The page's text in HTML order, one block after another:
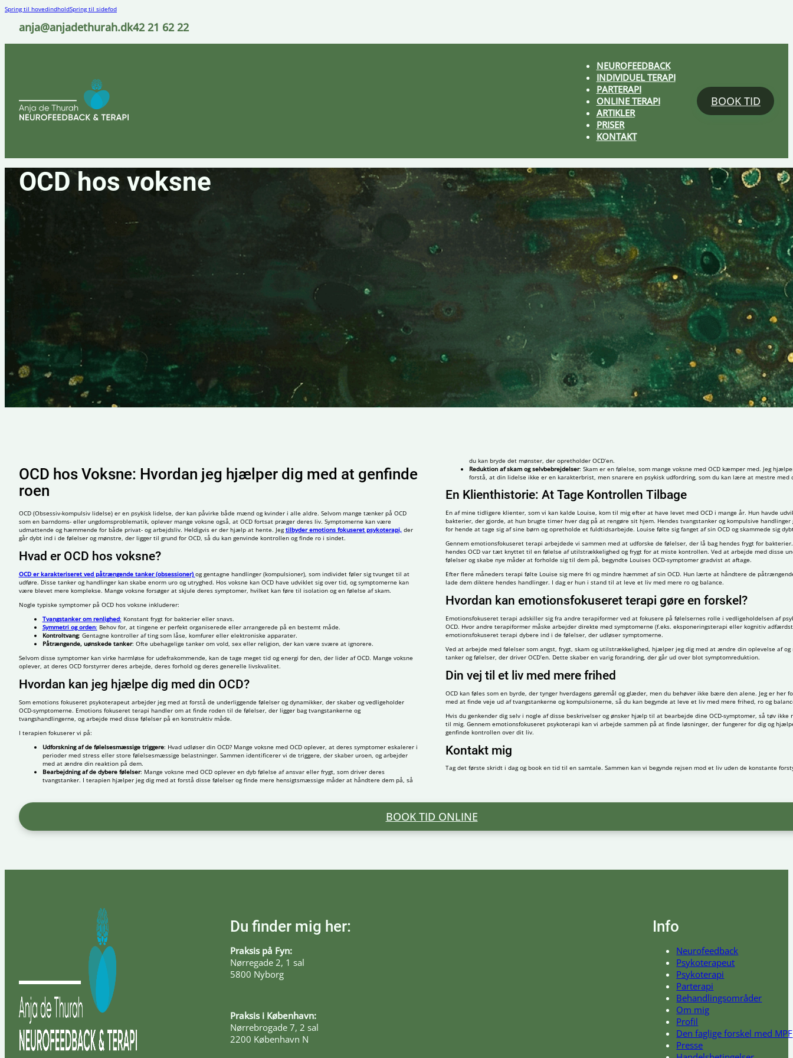
Spring til hovedindholdSpring til sidefod
anja@anjadethurah.dk42 21 62 22
NEUROFEEDBACK
INDIVIDUEL TERAPI
PARTERAPI
ONLINE TERAPI
ARTIKLER
PRISER
KONTAKT
BOOK TID
OCD hos voksne
OCD hos Voksne: Hvordan jeg hjælper dig med at genfinde
roen
OCD (Obsessiv-kompulsiv lidelse) er en psykisk lidelse, der kan påvirke både mænd og kvinder i alle aldre. Selvom mange tænker på OCD
som en barndoms- eller ungdomsproblematik, oplever mange voksne også, at OCD fortsat præger deres liv. Symptomerne kan være
udmattende og hæmmende for både privat- og arbejdsliv. Heldigvis er der hjælp at hente. Jegtilbyder emotions fokuseret psykoterapi,der
går dybt ind i de følelser og mønstre, der ligger til grund for OCD, så du kan genvinde kontrollen og finde ro i sindet.
Hvad er OCD hos voksne?
OCD er karakteriseret ved påtrængende tanker (obsessioner) og gentagne handlinger (kompulsioner), som individet føler sig tvunget til at
udføre. Disse tanker og handlinger kan skabe enorm uro og utryghed. Hos voksne kan OCD have udviklet sig over tid, og symptomerne kan
være blevet mere komplekse. Mange voksne forsøger at skjule deres symptomer, hvilket kan føre til isolation og en følelse af skam.
Nogle typiske symptomer på OCD hos voksne inkluderer:
Tvangstanker om renlighed: Konstant frygt for bakterier eller snavs.
Symmetri og orden: Behov for, at tingene er perfekt organiserede eller arrangerede på en bestemt måde.
Kontroltvang: Gentagne kontroller af ting som låse, komfurer eller elektroniske apparater.
Påtrængende, uønskede tanker: Ofte ubehagelige tanker om vold, sex eller religion, der kan være svære at ignorere.
Selvom disse symptomer kan virke harmløse for udefrakommende, kan de tage meget tid og energi for den, der lider af OCD. Mange voksne
oplever, at deres OCD forstyrrer deres arbejde, deres forhold og deres generelle livskvalitet.
Hvordan kan jeg hjælpe dig med din OCD?
Som emotions fokuseret psykoterapeut arbejder jeg med at forstå de underliggende følelser og dynamikker, der skaber og vedligeholder
OCD-symptomerne. Emotions fokuseret terapi handler om at finde roden til de følelser, der ligger bag tvangstankerne og
tvangshandlingerne, og arbejde med disse følelser på en konstruktiv måde.
I terapien fokuserer vi på:
Udforskning af de følelsesmæssige triggere: Hvad udløser din OCD? Mange voksne med OCD oplever, at deres symptomer eskalerer i
perioder med stress eller store følelsesmæssige belastninger. Sammen identificerer vi de triggere, der skaber uroen, og arbejder
med at ændre din reaktion på dem.
Bearbejdning af de dybere følelser: Mange voksne med OCD oplever en dyb følelse af ansvar eller frygt, som driver deres
tvangstanker. I terapien hjælper jeg dig med at forstå disse følelser og finde mere hensigtsmæssige måder at håndtere dem på, så
du kan bryde det mønster, der opretholder OCD’en.
Reduktion af skam og selvbebrejdelser: Skam er en følelse, som mange voksne med OCD kæmper med. Jeg
forstå, at din lidelse ikke er en karakterbrist, men snarere en psykisk udfordring, som du kan lære at mestre
En Klienthistorie: At Tage Kontrollen Tilbage
En af mine tidligere klienter, som vi kan kalde Louise, kom til mig efter at have levet med OCD i mange år. Hun havde
bakterier, der gjorde, at hun brugte timer hver dag på at rengøre sit hjem. Hendes tvangstanker og kompulsive
for hende at tage sig af sine børn og opretholde et fuldtidsarbejde. Louise følte sig fanget af sin OCD og skammede sig
Gennem emotionsfokuseret terapi arbejdede vi sammen med at udforske de følelser, der lå bag hendes frygt for
hendes OCD var tæt knyttet til en følelse af utilstrækkelighed og frygt for at miste kontrollen. Ved at arbejde med disse
følelser og skabe nye måder at forholde sig til dem på, begyndte Louises OCD-symptomer gradvist at aftage.
Efter flere måneders terapi følte Louise sig mere fri og mindre hæmmet af sin OCD. Hun lærte at håndtere de
lade dem diktere hendes handlinger. I dag er hun i stand til at leve et liv med mere ro og balance.
Hvordan kan emotionsfokuseret terapi gøre en forskel?
Emotionsfokuseret terapi adskiller sig fra andre terapiformer ved at fokusere på følelsernes rolle i vedligeholdelsen af
OCD. Hvor andre terapiformer måske arbejder direkte med symptomerne (f.eks. eksponeringsterapi eller kognitiv
emotionsfokuseret terapi dybere ind i de følelser, der udløser symptomerne.
Ved at arbejde med følelser som angst, frygt, skam og utilstrækkelighed, hjælper jeg dig med at ændre din oplevelse af og
tanker og følelser, der driver OCD’en. Dette skaber en varig forandring, der går ud over blot symptomreduktion.
Din vej til et liv med mere frihed
OCD kan føles som en byrde, der tynger hverdagens gøremål og glæder, men du behøver ikke bære den alene. Jeg er her
med at finde veje ud af tvangstankerne og kompulsionerne, så du kan begynde at leve et liv med mere frihed, ro og
Hvis du genkender dig selv i nogle af disse beskrivelser og ønsker hjælp til at bearbejde dine OCD-symptomer, så tøv ikke
til mig. Gennem emotionsfokuseret psykoterapi kan vi arbejde sammen på at finde løsninger, der fungerer for dig og
genfinde kontrollen over dit liv.
Kontakt mig
Tag det første skridt i dag og book en tid til en samtale. Sammen kan vi begynde rejsen mod et liv uden de konstante
BOOK TID ONLINE
Du finder mig her:
Praksis på Fyn:
Nørregade 2, 1 sal
5800 Nyborg
Praksis i København:
Nørrebrogade 7, 2 sal
2200 København N
Info
Neurofeedback
Psykoterapeut
Psykoterapi
Parterapi
Behandlingsområder
Om mig
Profil
Den faglige forskel med MPF
Presse